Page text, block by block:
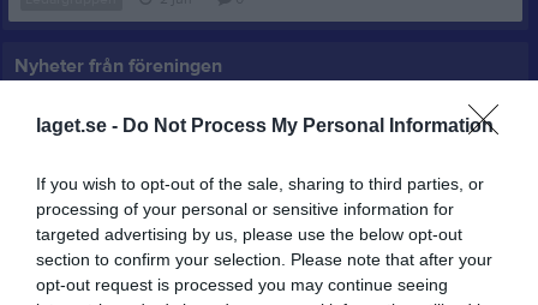
laget.se - Do Not Process My Personal Information
If you wish to opt-out of the sale, sharing to third parties, or
processing of your personal or sensitive information for
targeted advertising by us, please use the below opt-out
section to confirm your selection. Please note that after your
opt-out request is processed you may continue seeing
Nyheter från föreningen